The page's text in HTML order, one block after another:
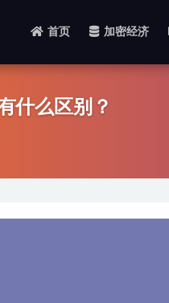
首页 加密经济
什么区别？